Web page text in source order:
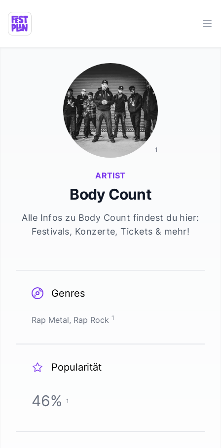
ARTIST
Body Count
Alle Infos zu Body Count findest du hier:
Festivals, Konzerte, Tickets & mehr!
1
Genres
Rap Metal, Rap Rock 1
Popularität
46% 1